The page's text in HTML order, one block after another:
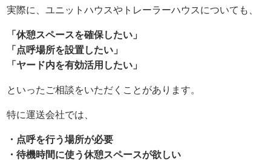
実際に、ユニットハウスやトレーラーハウスについても、
「休憩スペースを確保したい」
「点呼場所を設置したい」
「ヤード内を有効活用したい」
といったご相談をいただくことがあります。
特に運送会社では、
・点呼を行う場所が必要
・待機時間に使う休憩スペースが欲しい